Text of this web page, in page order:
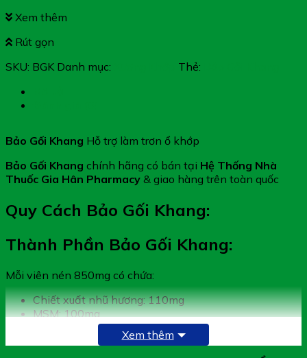
Xem thêm
Rút gọn
SKU: BGK Danh mục: Thẻ:
Bảo Gối Khang Hỗ trợ làm trơn ổ khớp
Bảo Gối Khang chính hãng có bán tại Hệ Thống Nhà
Thuốc Gia Hân Pharmacy & giao hàng trên toàn quốc
Quy Cách Bảo Gối Khang:
Thành Phần Bảo Gối Khang:
Mỗi viên nén 850mg có chứa:
Chiết xuất nhũ hương: 110mg
MSM: 100mg
Glucosamin sulfate: 100mg
Chondroitin sulfate sodium: 62,5mg
Xem thêm